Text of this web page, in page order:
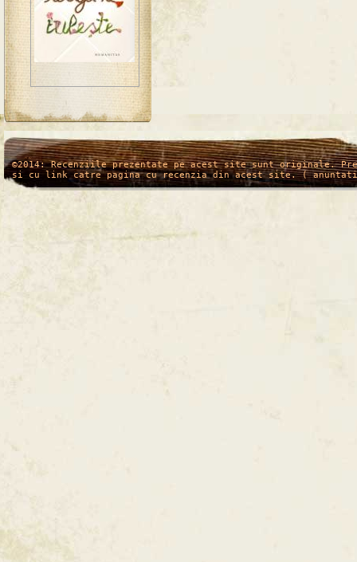
/* */
©2014: Recenziile prezentate pe acest site sunt originale.
si cu link catre pagina cu recenzia din acest site. (